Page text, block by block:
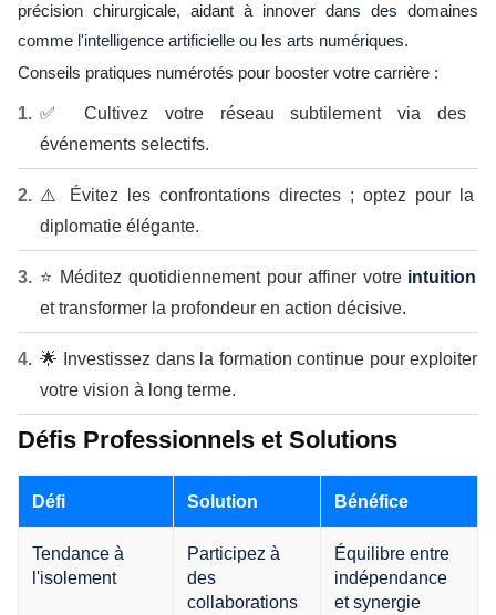
précision chirurgicale, aidant à innover dans des domaines
comme l'intelligence artificielle ou les arts numériques.
Conseils pratiques numérotés pour booster votre carrière :
✅ Cultivez votre réseau subtilement via des
événements selectifs.
⚠️ Évitez les confrontations directes ; optez pour la
diplomatie élégante.
⭐ Méditez quotidiennement pour affiner votre intuition
et transformer la profondeur en action décisive.
🌟 Investissez dans la formation continue pour exploiter
votre vision à long terme.
Défis Professionnels et Solutions
Défi Solution Bénéfice
Tendance à
l'isolement
Participez à
des
collaborations
Équilibre entre
indépendance
et synergie